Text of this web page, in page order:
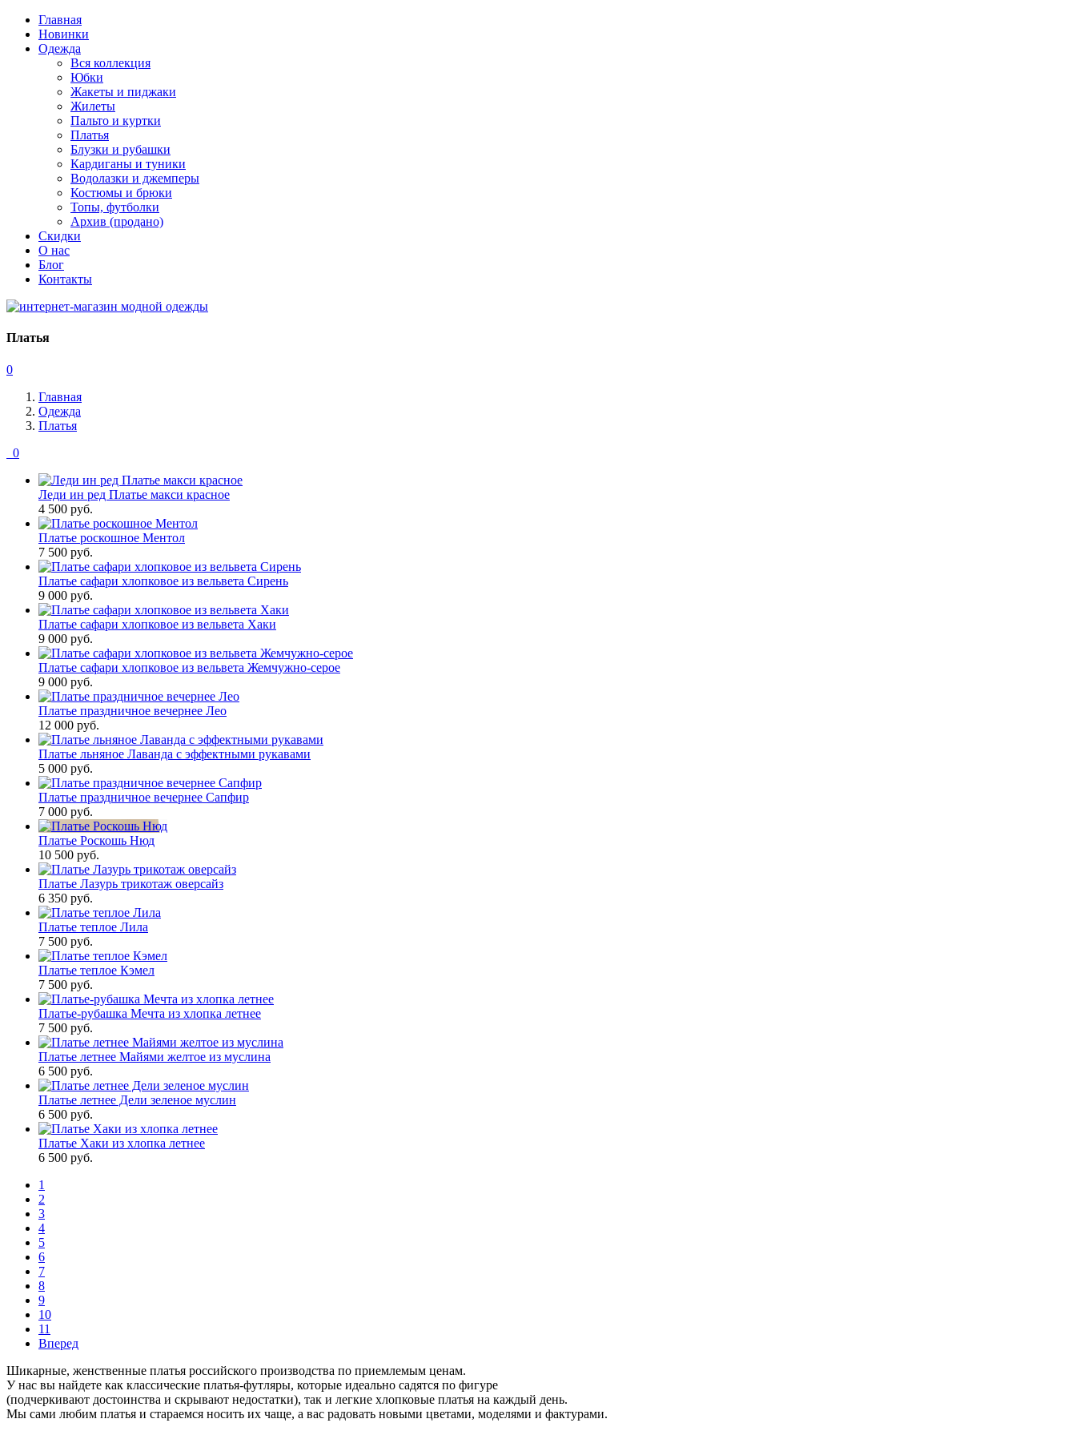
Главная
Новинки
Одежда
Вся коллекция
Юбки
Жакеты и пиджаки
Жилеты
Пальто и куртки
Платья
Блузки и рубашки
Кардиганы и туники
Водолазки и джемперы
Костюмы и брюки
Топы, футболки
Архив (продано)
Скидки
О нас
Блог
Контакты
Платья
0
Главная
Одежда
Платья
0
Леди ин ред Платье макси красное
4 500 руб.
Платье роскошное Ментол
7 500 руб.
Платье сафари хлопковое из вельвета Сирень
9 000 руб.
Платье сафари хлопковое из вельвета Хаки
9 000 руб.
Платье сафари хлопковое из вельвета Жемчужно-серое
9 000 руб.
Платье праздничное вечернее Лео
12 000 руб.
Платье льняное Лаванда с эффектными рукавами
5 000 руб.
Платье праздничное вечернее Сапфир
7 000 руб.
Платье Роскошь Нюд
10 500 руб.
Платье Лазурь трикотаж оверсайз
6 350 руб.
Платье теплое Лила
7 500 руб.
Платье теплое Кэмел
7 500 руб.
Платье-рубашка Мечта из хлопка летнее
7 500 руб.
Платье летнее Майями желтое из муслина
6 500 руб.
Платье летнее Дели зеленое муслин
6 500 руб.
Платье Хаки из хлопка летнее
6 500 руб.
1
2
3
4
5
6
7
8
9
10
11
Вперед
Шикарные, женственные платья российского производства по приемлемым ценам.
У нас вы найдете как классические платья-футляры, которые идеально садятся по фигуре
(подчеркивают достоинства и скрывают недостатки), так и легкие хлопковые платья на каждый день.
Мы сами любим платья и стараемся носить их чаще, а вас радовать новыми цветами, моделями и фактурами.